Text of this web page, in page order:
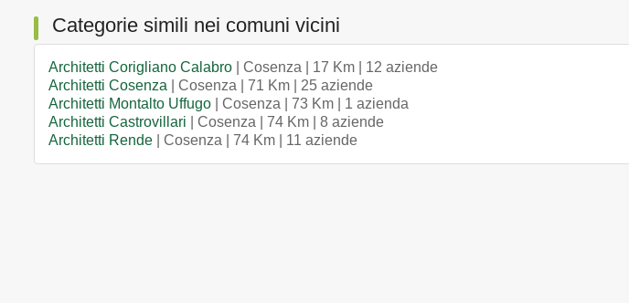
Categorie simili nei comuni vicini
Architetti Corigliano Calabro | Cosenza | 17 Km | 12 aziende
Architetti Cosenza | Cosenza | 71 Km | 25 aziende
Architetti Montalto Uffugo | Cosenza | 73 Km | 1 azienda
Architetti Castrovillari | Cosenza | 74 Km | 8 aziende
Architetti Rende | Cosenza | 74 Km | 11 aziende